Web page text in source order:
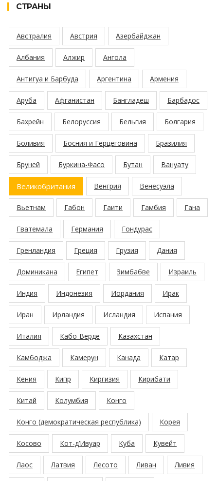
СТРАНЫ
Австралия Австрия Азербайджан
Албания Алжир Ангола
Антигуа и Барбуда Аргентина Армения
Аруба Афганистан Бангладеш Барбадос
Бахрейн Белоруссия Бельгия Болгария
Боливия Босния и Герцеговина Бразилия
Бруней Буркина-Фасо Бутан Вануату
Великобритания Венгрия Венесуэла
Вьетнам Габон Гаити Гамбия Гана
Гватемала Германия Гондурас
Гренландия Греция Грузия Дания
Доминикана Египет Зимбабве Израиль
Индия Индонезия Иордания Ирак
Иран Ирландия Исландия Испания
Италия Кабо-Верде Казахстан
Камбоджа Камерун Канада Катар
Кения Кипр Киргизия Кирибати
Китай Колумбия Конго
Конго (демократическая республика) Корея
Косово Кот-д’Ивуар Куба Кувейт
Лаос Латвия Лесото Ливан Ливия